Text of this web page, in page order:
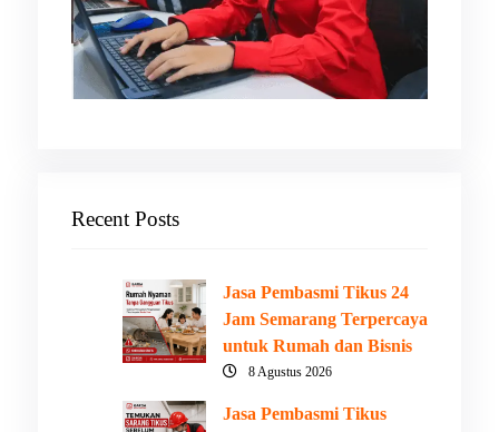
Recent Posts
Jasa Pembasmi Tikus 24
Jam Semarang Terpercaya
untuk Rumah dan Bisnis
8 Agustus 2026
Jasa Pembasmi Tikus